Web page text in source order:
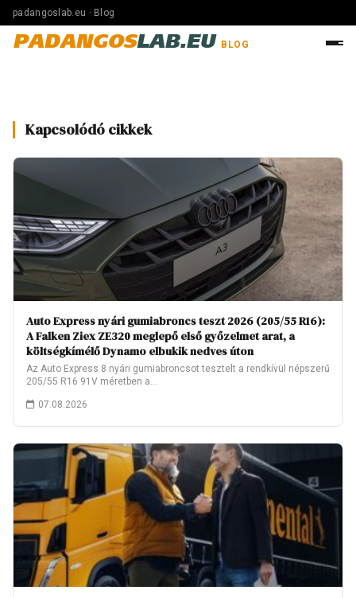
padangoslab.eu · Blog
PADANGOSLAB.EU BLOG
Kapcsolódó cikkek
Auto Express nyári gumiabroncs teszt 2026 (205/55 R16):
A Falken Ziex ZE320 meglepő első győzelmet arat, a
költségkímélő Dynamo elbukik nedves úton
Az Auto Express 8 nyári gumiabroncsot tesztelt a rendkívül népszerű
205/55 R16 91V méretben a…
07.08.2026